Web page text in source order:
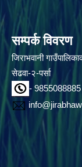
सम्पर्क विवरण
जिराभवानी
सेढवा-२-पर्सा
- 9855088885